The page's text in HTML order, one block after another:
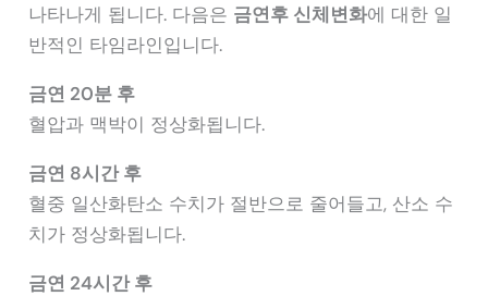
나타나게 됩니다. 다음은 금연후 신체변화에 대한 일
반적인 타임라인입니다.
금연 20분 후
혈압과 맥박이 정상화됩니다.
금연 8시간 후
혈중 일산화탄소 수치가 절반으로 줄어들고, 산소 수
치가 정상화됩니다.
금연 24시간 후